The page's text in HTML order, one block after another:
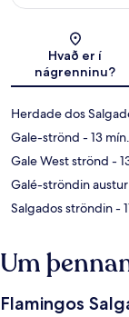
Hvað er í
nágrenninu?
Herdade dos
Gale-strönd - 13
Gale West strönd -
Galé-ströndin austur
Salgados ströndin-
Um
Flamingos